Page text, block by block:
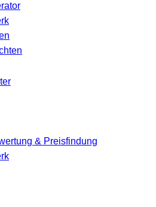
& Preisfindung